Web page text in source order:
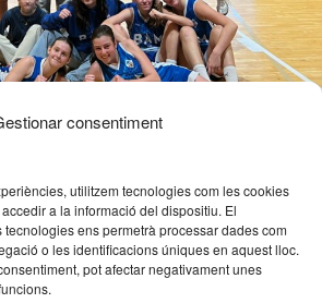
consentiment
utilitzem tecnologies com les cookies
a la informació del dispositiu. El
ens permetrà processar dades com
o les identificacions úniques en aquest lloc.
pot afectar negativament unes